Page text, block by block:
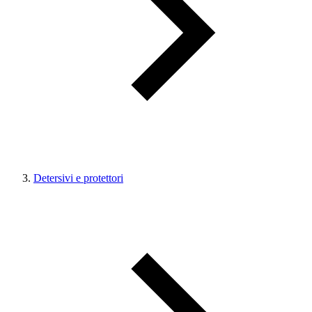
Detersivi e protettori